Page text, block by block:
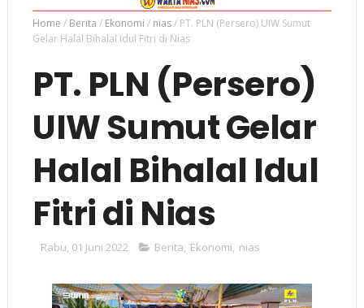
Home / Berita / Ekonomi / nias/ PT. PLN (Persero) UIW Sumut
Gelar Halal Bihalal Idul Fitri di Nias
PT. PLN (Persero)
UIW Sumut Gelar
Halal Bihalal Idul
Fitri di Nias
Rabu, 01 Juni 2022 Berita, Ekonomi, nias